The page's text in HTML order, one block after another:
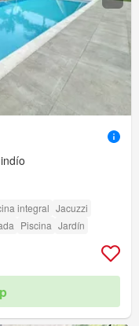
integral Jacuzzi
Piscina Jardín